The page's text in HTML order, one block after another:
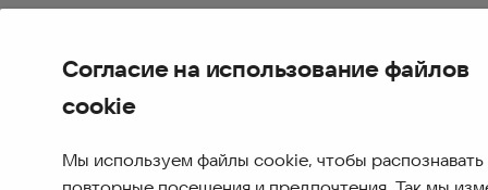
Согласие на использование файлов
cookie
Мы используем файлы cookie, чтобы распознавать